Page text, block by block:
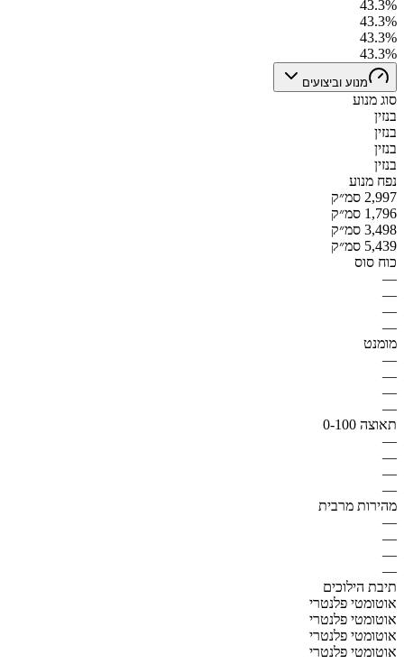
43.3%
43.3%
43.3%
43.3%
מנוע וביצועים
סוג מנוע
בנזין
בנזין
בנזין
בנזין
נפח מנוע
2,997 סמ״ק
1,796 סמ״ק
3,498 סמ״ק
5,439 סמ״ק
כוח סוס
—
—
—
—
מומנט
—
—
—
—
תאוצה 0-100
—
—
—
—
מהירות מרבית
—
—
—
—
תיבת הילוכים
אוטומטי פלנטרי
אוטומטי פלנטרי
אוטומטי פלנטרי
אוטומטי פלנטרי